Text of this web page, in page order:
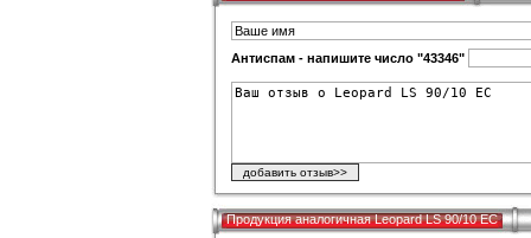
Антиспам - напишите число "43346"
Продукция аналогичная Leopard LS 90/10 EC